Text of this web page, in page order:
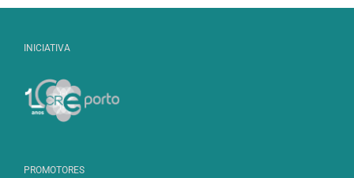
INICIATIVA
PROMOTORES